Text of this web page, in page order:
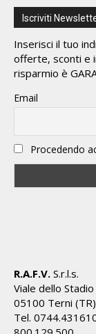
Iscriviti
Inserisci il tuo
offerte, sconti e
risparmio è
Email
Procedendo
R.A.F.V. S.r.l.s.
Viale dello
05100 Terni
Tel.